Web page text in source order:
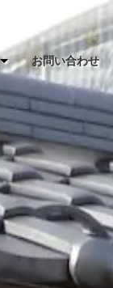
お問い合わせ